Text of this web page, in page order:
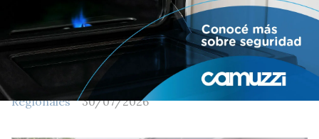
Pringles: Intoxicaciones "estamos
esperando saber cuál fue la
bacteria"
Regionales 30/07/2026